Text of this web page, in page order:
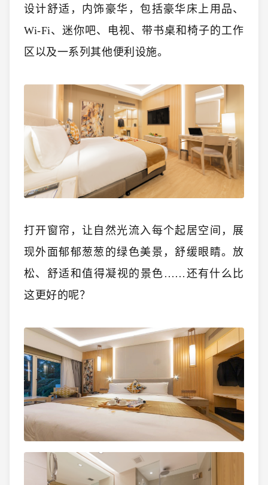
设计舒适，内饰豪华，包括豪华床上用品、
Wi-Fi、迷你吧、电视、带书桌和椅子的工作
区以及一系列其他便利设施。
打开窗帘，让自然光流入每个起居空间，展
现外面郁郁葱葱的绿色美景，舒缓眼睛。放
松、舒适和值得凝视的景色……还有什么比
这更好的呢？